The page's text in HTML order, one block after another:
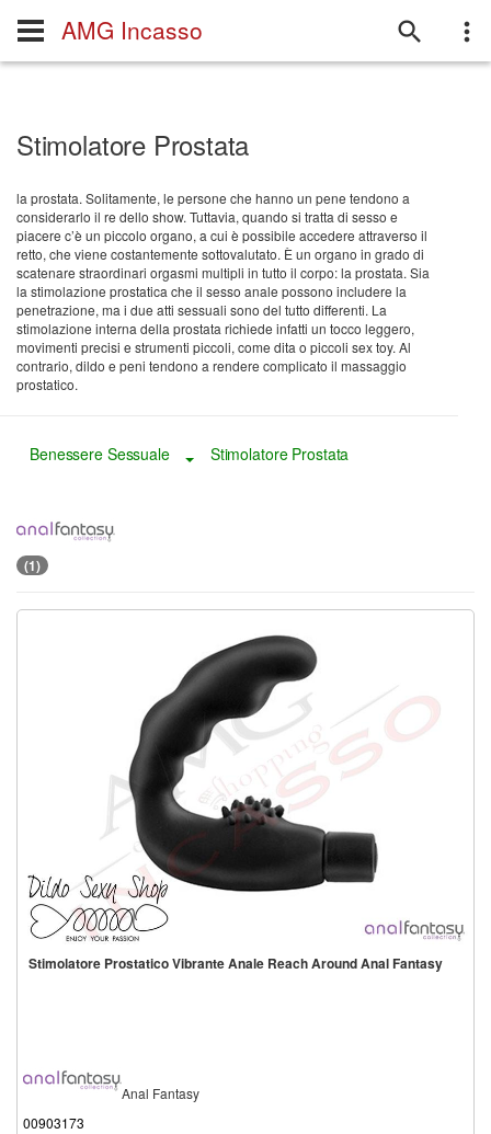
AMG Incasso
Stimolatore Prostata
la prostata. Solitamente, le persone che hanno un pene tendono a
considerarlo il re dello show. Tuttavia, quando si tratta di sesso e
piacere c’è un piccolo organo, a cui è possibile accedere attraverso il
retto, che viene costantemente sottovalutato. È un organo in grado di
scatenare straordinari orgasmi multipli in tutto il corpo: la prostata. Sia
la stimolazione prostatica che il sesso anale possono includere la
penetrazione, ma i due atti sessuali sono del tutto differenti. La
stimolazione interna della prostata richiede infatti un tocco leggero,
movimenti precisi e strumenti piccoli, come dita o piccoli sex toy. Al
contrario, dildo e peni tendono a rendere complicato il massaggio
prostatico.
Benessere Sessuale Toggle Dropdown
Stimolatore Prostata
(1)
Stimolatore Prostatico Vibrante Anale Reach Around Anal Fantasy
Anal Fantasy
00903173